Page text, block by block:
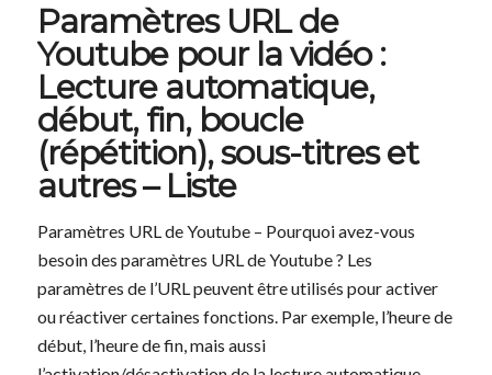
Paramètres URL de
Youtube pour la vidéo :
Lecture automatique,
début, fin, boucle
(répétition), sous-titres et
autres – Liste
Paramètres URL de Youtube – Pourquoi avez-vous
besoin des paramètres URL de Youtube ? Les
paramètres de l’URL peuvent être utilisés pour activer
ou réactiver certaines fonctions. Par exemple, l’heure de
début, l’heure de fin, mais aussi